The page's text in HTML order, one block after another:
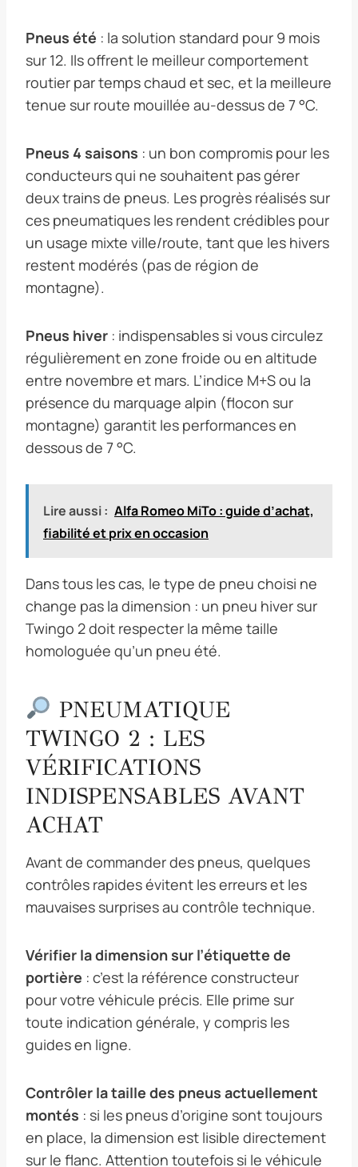
Pneus été : la solution standard pour 9 mois
sur 12. Ils offrent le meilleur comportement
routier par temps chaud et sec, et la meilleure
tenue sur route mouillée au-dessus de 7 °C.
Pneus 4 saisons : un bon compromis pour les
conducteurs qui ne souhaitent pas gérer
deux trains de pneus. Les progrès réalisés sur
ces pneumatiques les rendent crédibles pour
un usage mixte ville/route, tant que les hivers
restent modérés (pas de région de
montagne).
Pneus hiver : indispensables si vous circulez
régulièrement en zone froide ou en altitude
entre novembre et mars. L’indice M+S ou la
présence du marquage alpin (flocon sur
montagne) garantit les performances en
dessous de 7 °C.
Lire aussi : Alfa Romeo MiTo : guide d’achat,
fiabilité et prix en occasion
Dans tous les cas, le type de pneu choisi ne
change pas la dimension : un pneu hiver sur
Twingo 2 doit respecter la même taille
homologuée qu’un pneu été.
PNEUMATIQUE
TWINGO 2 : LES
VÉRIFICATIONS
INDISPENSABLES AVANT
ACHAT
Avant de commander des pneus, quelques
contrôles rapides évitent les erreurs et les
mauvaises surprises au contrôle technique.
Vérifier la dimension sur l’étiquette de
portière : c’est la référence constructeur
pour votre véhicule précis. Elle prime sur
toute indication générale, y compris les
guides en ligne.
Contrôler la taille des pneus actuellement
montés : si les pneus d’origine sont toujours
en place, la dimension est lisible directement
sur le flanc. Attention toutefois si le véhicule